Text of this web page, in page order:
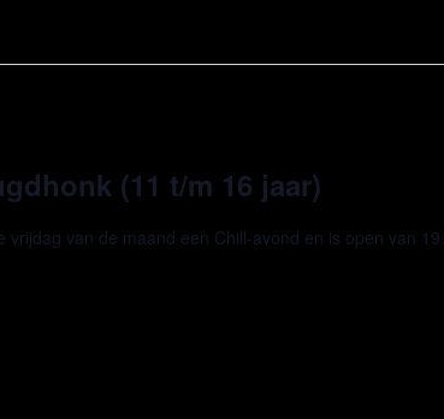
(11 t/m 16 jaar)
vrijdag van de maand een Chill-avond en is open van